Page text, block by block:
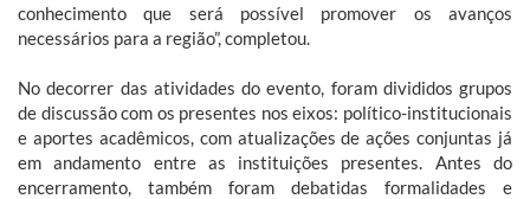
conhecimento que será possível promover os avanços
necessários para a região”, completou.
No decorrer das atividades do evento, foram divididos grupos
de discussão com os presentes nos eixos: político-institucionais
e aportes acadêmicos, com atualizações de ações conjuntas já
em andamento entre as instituições presentes. Antes do
encerramento, também foram debatidas formalidades e